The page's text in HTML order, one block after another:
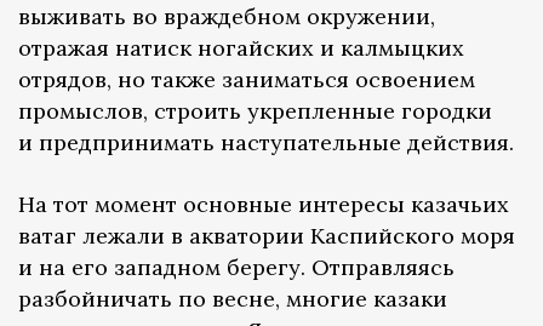
выживать во враждебном окружении,
отражая натиск ногайских и калмыцких
отрядов, но также заниматься освоением
промыслов, строить укрепленные городки
и предпринимать наступательные действия.
На тот момент основные интересы казачьих
ватаг лежали в акватории Каспийского моря
и на его западном берегу. Отправляясь
разбойничать по весне, многие казаки